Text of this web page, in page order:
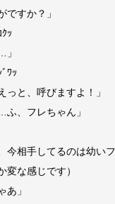
ですか？」
ｯ
ﾜｯ
っと、呼びますよ！」
、フレちゃん」
相手してるのは幼いフ
変な感じです）
」